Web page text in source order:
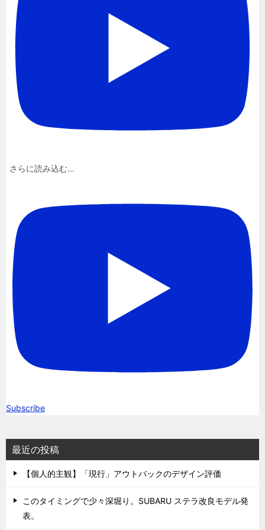
さらに読み込む...
Subscribe
最近の投稿
【個人的主観】「現行」アウトバックのデザイン評価
このタイミングで少々深堀り。SUBARU ステラ改良モデル発
表。